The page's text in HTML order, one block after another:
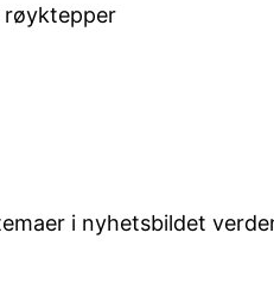
røyktepper
i nyhetsbildet